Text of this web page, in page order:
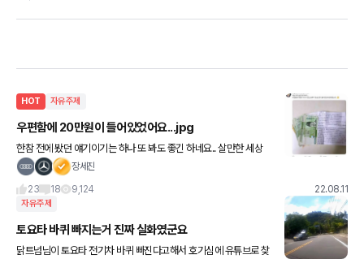
HOT 자유주제
우편함에 20만원이 들어있었어요...jpg
한참 전에 봤던 얘기이기는 하나 또 봐도 좋긴 하네요.. 살만한 세상
되새기기..❤️
장세진
23
18 9,124 22.08.11
자유주제
토요타 바퀴 빠지는거 진짜 실화였군요
닭트넘님이 토요타 전기차 바퀴 빠진다고해서 호기심에 유튜브로 찾